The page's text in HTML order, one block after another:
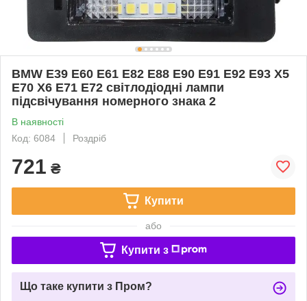
BMW E39 E60 E61 E82 E88 E90 E91 E92 E93 X5
E70 X6 E71 E72 світлодіодні лампи
підсвічування номерного знака 2
В наявності
Код: 6084
Роздріб
721 ₴
Купити
або
Купити з
Що таке купити з Пром?